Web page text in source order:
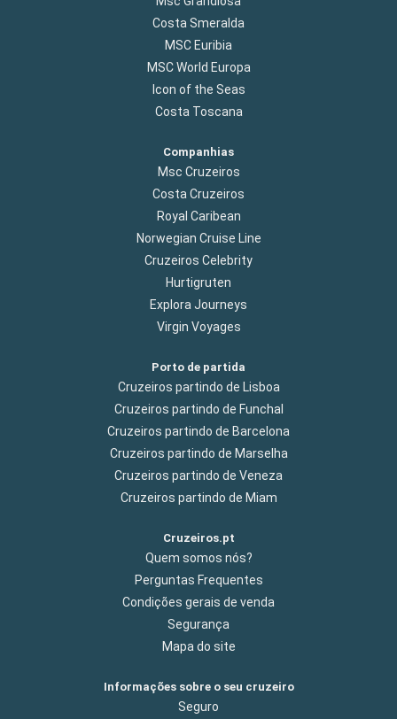
Costa Smeralda
MSC Euribia
MSC World Europa
Icon of the Seas
Costa Toscana
Companhias
Msc Cruzeiros
Costa Cruzeiros
Royal Caribean
Norwegian Cruise Line
Cruzeiros Celebrity
Hurtigruten
Explora Journeys
Virgin Voyages
Porto de partida
Cruzeiros partindo de Lisboa
Cruzeiros partindo de Funchal
Cruzeiros partindo de Barcelona
Cruzeiros partindo de Marselha
Cruzeiros partindo de Veneza
Cruzeiros partindo de Miam
Cruzeiros.pt
Quem somos nós?
Perguntas Frequentes
Condições gerais de venda
Segurança
Mapa do site
Informações sobre o seu cruzeiro
Seguro